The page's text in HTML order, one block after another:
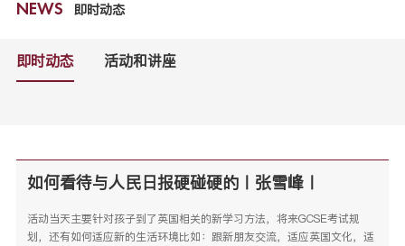
NEWS 即时动态
即时动态 活动和讲座
如何看待与人民日报硬碰硬的ㅣ张雪峰ㅣ
活动当天主要针对孩子到了英国相关的新学习方法，将来GCSE考试规
划，还有如何适应新的生活环境比如：跟新朋友交流，适应英国文化，适